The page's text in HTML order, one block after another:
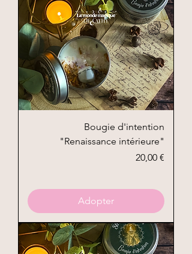
Bougie d'intention
"Renaissance intérieure"
Prix
20,00 €
Adopter